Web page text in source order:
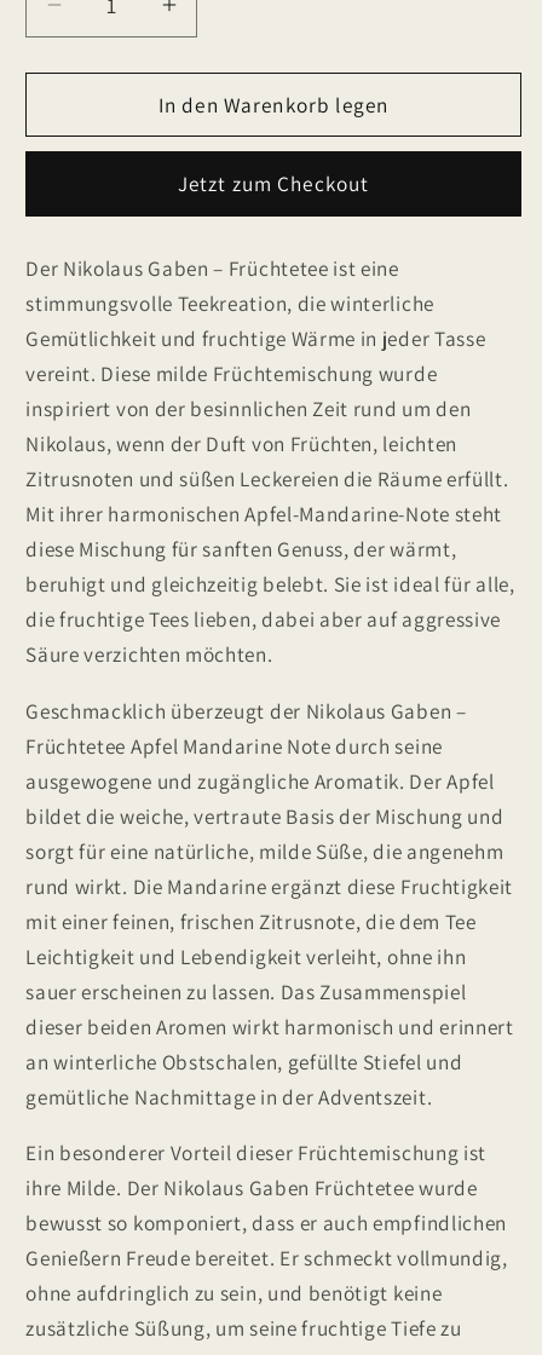
Verringere
die
Menge
Nikolaus
Mild
Früchtetee
Erhöhe
die
Menge
für
Nikolaus
Mild
Früchtetee
In den Warenkorb legen
Jetzt zum Checkout
Der Nikolaus Gaben – Früchtetee ist eine
stimmungsvolle Teekreation, die winterliche
Gemütlichkeit und fruchtige Wärme in jeder Tasse
vereint. Diese milde Früchtemischung wurde
inspiriert von der besinnlichen Zeit rund um den
Nikolaus, wenn der Duft von Früchten, leichten
Zitrusnoten und süßen Leckereien die Räume erfüllt.
Mit ihrer harmonischen Apfel-Mandarine-Note steht
diese Mischung für sanften Genuss, der wärmt,
beruhigt und gleichzeitig belebt. Sie ist ideal für alle,
die fruchtige Tees lieben, dabei aber auf aggressive
Säure verzichten möchten.
Geschmacklich überzeugt der Nikolaus Gaben –
Früchtetee Apfel Mandarine Note durch seine
ausgewogene und zugängliche Aromatik. Der Apfel
bildet die weiche, vertraute Basis der Mischung und
sorgt für eine natürliche, milde Süße, die angenehm
rund wirkt. Die Mandarine ergänzt diese Fruchtigkeit
mit einer feinen, frischen Zitrusnote, die dem Tee
Leichtigkeit und Lebendigkeit verleiht, ohne ihn
sauer erscheinen zu lassen. Das Zusammenspiel
dieser beiden Aromen wirkt harmonisch und erinnert
an winterliche Obstschalen, gefüllte Stiefel und
gemütliche Nachmittage in der Adventszeit.
Ein besonderer Vorteil dieser Früchtemischung ist
ihre Milde. Der Nikolaus Gaben Früchtetee wurde
bewusst so komponiert, dass er auch empfindlichen
Genießern Freude bereitet. Er schmeckt vollmundig,
ohne aufdringlich zu sein, und benötigt keine
zusätzliche Süßung, um seine fruchtige Tiefe zu